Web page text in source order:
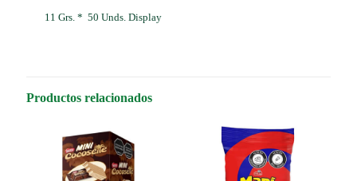
11 Grs. * 50 Unds. Display
Productos relacionados